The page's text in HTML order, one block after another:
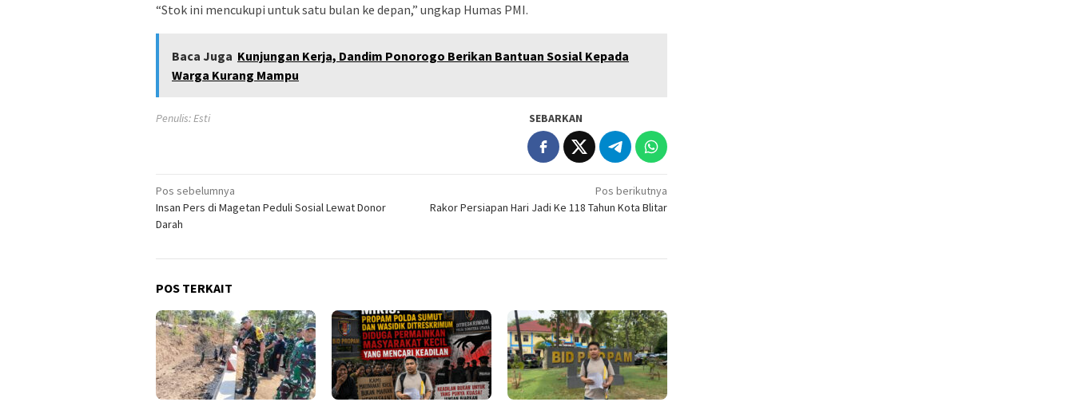
“Stok ini mencukupi untuk satu bulan ke depan,” ungkap Humas PMI.
Baca Juga Kunjungan Kerja, Dandim Ponorogo Berikan Bantuan Sosial Kepada
Warga Kurang Mampu
Penulis: Esti SEBARKAN
Navigasi
pos
Pos sebelumnya
Insan Pers di Magetan Peduli Sosial Lewat Donor
Darah
Pos berikutnya
Rakor Persiapan Hari Jadi Ke 118 Tahun Kota Blitar
POS TERKAIT